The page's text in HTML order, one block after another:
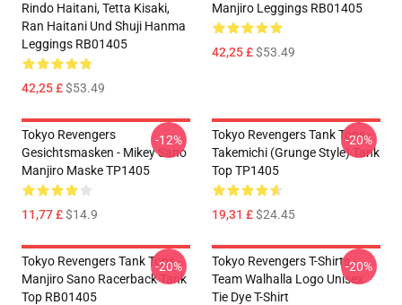
Rindo Haitani, Tetta Kisaki,
Ran Haitani Und Shuji Hanma
Leggings RB01405
42,25 £$53.49
Manjiro Leggings RB01405
42,25 £$53.49
Tokyo Revengers
Gesichtsmasken - Mikey Sano
Manjiro Maske TP1405
11,77 £$14.9
-12%
Tokyo Revengers Tank Tops -
Takemichi (Grunge Style) Tank
Top TP1405
19,31 £$24.45
-20%
Tokyo Revengers Tank Tops -
Manjiro Sano Racerback Tank
Top RB01405
-20%
Tokyo Revengers T-Shirts -
Team Walhalla Logo Unisex
Tie Dye T-Shirt
-20%